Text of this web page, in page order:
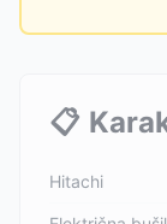
📋
Hitachi